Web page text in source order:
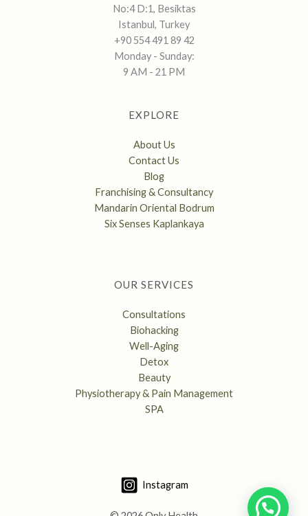
No:4 D:1, Besiktas
Istanbul, Turkey
+90 554 491 89 42
Monday - Sunday:
9 AM - 21 PM
EXPLORE
About Us
Contact Us
Blog
Franchising & Consultancy
Mandarin Oriental Bodrum
Six Senses Kaplankaya
OUR SERVICES
Consultations
Biohacking
Well-Aging
Detox
Beauty
Physiotherapy & Pain Management
SPA
Instagram